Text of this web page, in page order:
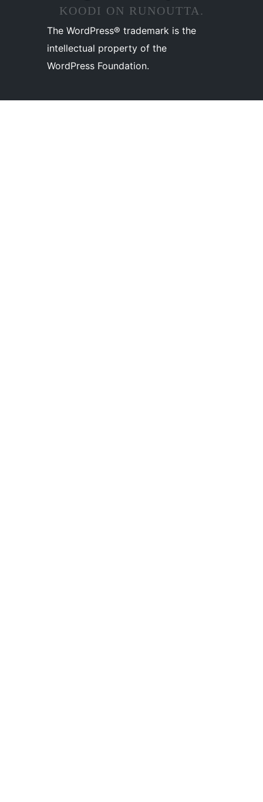
KOODI ON RUNOUTTA.
The WordPress® trademark is the
intellectual property of the
WordPress Foundation.